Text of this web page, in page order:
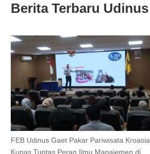
Berita Terbaru Udinus
FEB Udinus Gaet Pakar Pariwisata Kroasia,
Kupas Tuntas Peran Ilmu Manajemen di